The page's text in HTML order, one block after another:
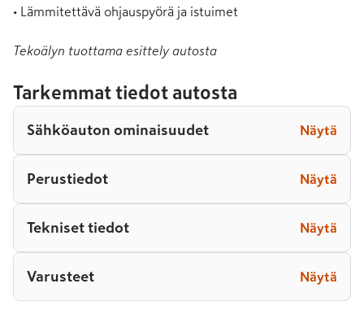
• Lämmitettävä ohjauspyörä ja istuimet
Tekoälyn tuottama esittely autosta
Tarkemmat tiedot autosta
Sähköauton ominaisuudet Näytä
Perustiedot Näytä
Tekniset tiedot Näytä
Varusteet Näytä